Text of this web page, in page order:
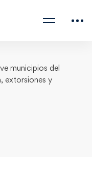
municipios del
extorsiones y